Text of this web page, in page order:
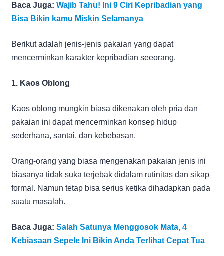
Baca Juga: Wajib Tahu! Ini 9 Ciri Kepribadian yang
Bisa Bikin kamu Miskin Selamanya
Berikut adalah jenis-jenis pakaian yang dapat
mencerminkan karakter kepribadian seeorang.
1. Kaos Oblong
Kaos oblong mungkin biasa dikenakan oleh pria dan
pakaian ini dapat mencerminkan konsep hidup
sederhana, santai, dan kebebasan.
Orang-orang yang biasa mengenakan pakaian jenis ini
biasanya tidak suka terjebak didalam rutinitas dan sikap
formal. Namun tetap bisa serius ketika dihadapkan pada
suatu masalah.
Baca Juga: Salah Satunya Menggosok Mata, 4
Kebiasaan Sepele Ini Bikin Anda Terlihat Cepat Tua